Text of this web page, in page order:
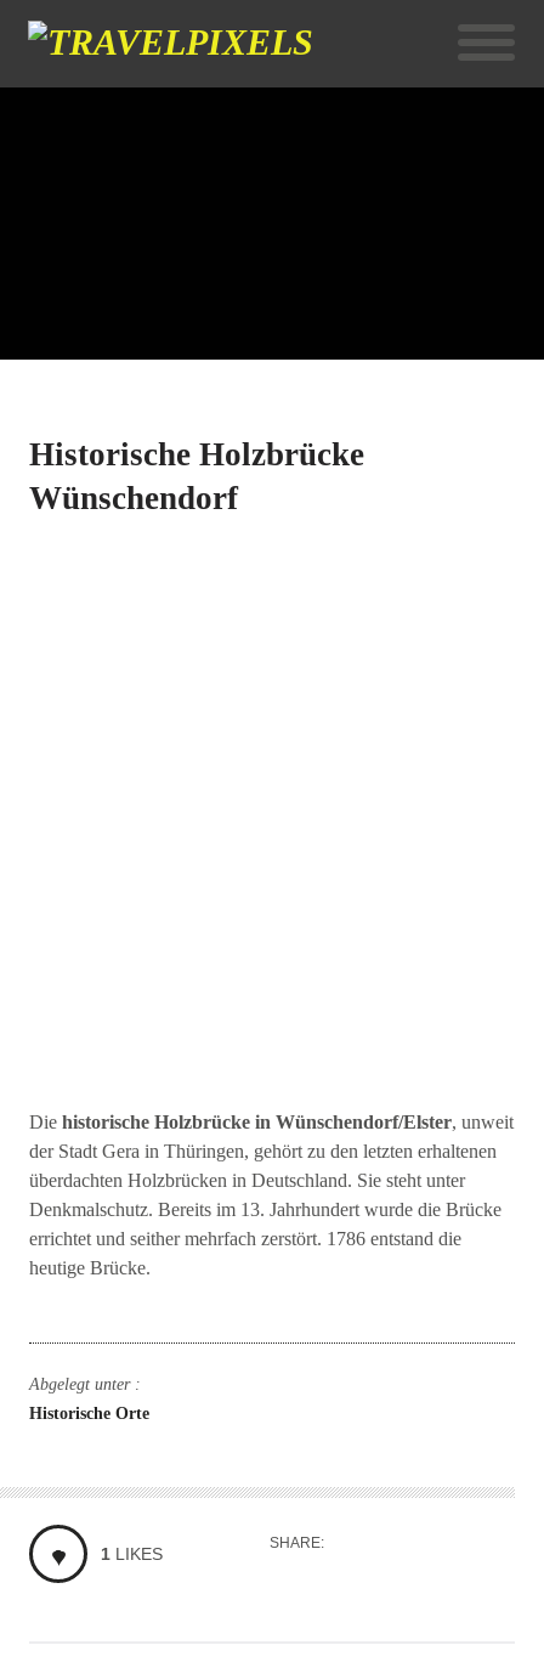
Historische Holzbrücke
Wünschendorf
Die historische Holzbrücke in Wünschendorf/Elster, unweit
der Stadt Gera in Thüringen, gehört zu den letzten erhaltenen
überdachten Holzbrücken in Deutschland. Sie steht unter
Denkmalschutz. Bereits im 13. Jahrhundert wurde die Brücke
errichtet und seither mehrfach zerstört. 1786 entstand die
heutige Brücke.
Abgelegt unter :
Historische Orte
1 LIKES
SHARE: